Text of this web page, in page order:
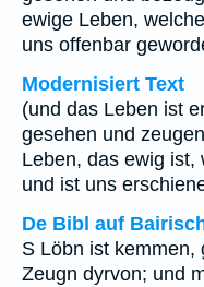
ewige Leben,
uns offenbar
Modernisiert Text
(und das Leben ist
gesehen und
Leben, das ewig ist,
und ist uns
De Bibl auf
S Löbn ist kemmen,
Zeugn dyrvon; und